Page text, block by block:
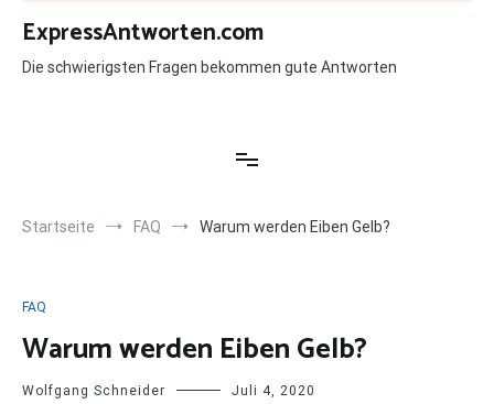
Zum
Inhalt
springen
ExpressAntworten.com
Die schwierigsten Fragen bekommen gute Antworten
Startseite FAQ Warum werden Eiben Gelb?
FAQ
Warum werden Eiben Gelb?
Wolfgang Schneider Juli 4, 2020